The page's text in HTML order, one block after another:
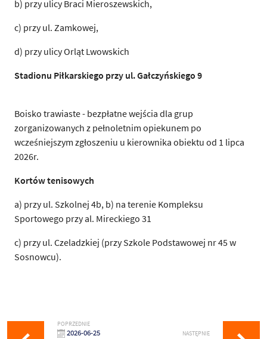
b) przy ulicy Braci Mieroszewskich,
c) przy ul. Zamkowej,
d) przy ulicy Orląt Lwowskich
Stadionu Piłkarskiego przy ul. Gałczyńskiego 9
Boisko trawiaste - bezpłatne wejścia dla grup
zorganizowanych z pełnoletnim opiekunem po
wcześniejszym zgłoszeniu u kierownika obiektu od 1 lipca
2026r.
Kortów tenisowych
a) przy ul. Szkolnej 4b, b) na terenie Kompleksu
Sportowego przy al. Mireckiego 31
c) przy ul. Czeladzkiej (przy Szkole Podstawowej nr 45 w
Sosnowcu).
POPRZEDNIE
2026-06-25 NASTĘPNIE